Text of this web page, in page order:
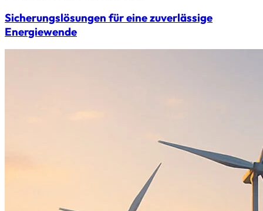
Sicherungs­­lösungen für eine zuverlässige
Energiewende